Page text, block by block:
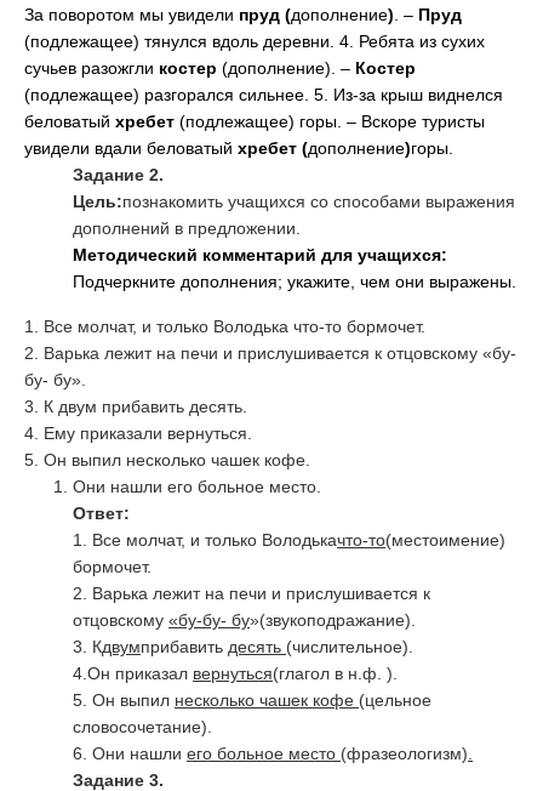
За поворотом мы увидели пруд (дополнение) . – Пруд
(подлежащее) тянулся вдоль деревни. 4. Ребята из сухих
сучьев разожгли костер (дополнение). – Костер
(подлежащее) разгорался сильнее. 5. Из-за крыш виднелся
беловатый хребет (подлежащее) горы. – Вскоре туристы
увидели вдали беловатый хребет (дополнение)горы.
Задание 2.
Цель:познакомить учащихся со способами выражения
дополнений в предложении.
Методический комментарий для учащихся:
Подчеркните дополнения; укажите, чем они выражены.
1. Все молчат, и только Володька что-то бормочет.
2. Варька лежит на печи и прислушивается к отцовскому «бу-
бу- бу».
3. К двум прибавить десять.
4. Ему приказали вернуться.
5. Он выпил несколько чашек кофе.
Они нашли его больное место.
Ответ:
1. Все молчат, и только Володькачто-то(местоимение)
бормочет.
2. Варька лежит на печи и прислушивается к
отцовскому «бу-бу- бу»(звукоподражание).
3. Кдвумприбавить десять (числительное)
4.Он приказал вернуться(глагол в н.ф. ).
5. Он выпил несколько чашек кофе (цельное
словосочетание)
6. Они нашли его больное место (фразеологизм)
Задание 3.